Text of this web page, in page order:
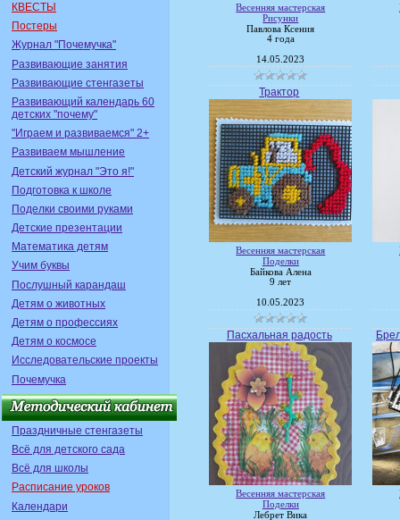
КВЕСТЫ
Постеры
Журнал "Почемучка"
Развивающие занятия
Развивающие стенгазеты
Развивающий календарь 60
детских "почему"
"Играем и развиваемся" 2+
Развиваем мышление
Детский журнал "Это я!"
Подготовка к школе
Поделки своими руками
Детские презентации
Математика детям
Учим буквы
Послушный карандаш
Детям о животных
Детям о профессиях
Детям о космосе
Исследовательские проекты
Почемучка
Праздничные стенгазеты
Всё для детского сада
Всё для школы
Расписание уроков
Календари
Весенняя мастерская
Рисунки
Павлова Ксения
4 года
14.05.2023
Трактор
Весенняя мастерская
Поделки
Байкова Алена
9 лет
10.05.2023
Пасхальная радость
Весенняя мастерская
Поделки
Лебрет Вика